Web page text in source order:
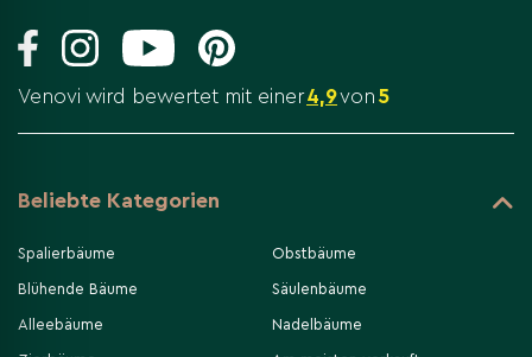
Venovi wird bewertet mit einer4,9von 5
Beliebte Kategorien
Spalierbäume
Blühende Bäume
Alleebäume
Obstbäume
Säulenbäume
Nadelbäume